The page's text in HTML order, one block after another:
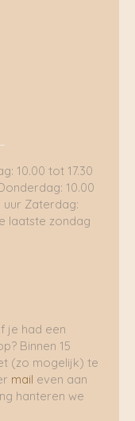
10.00 tot 17.30
10.00
uur Zaterdag:
laatste zondag
je had een
Binnen 15
(zo mogelijk) te
mail even aan
hanteren we